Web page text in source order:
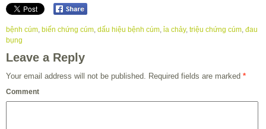
bệnh cúm biến chứng cúm dấu hiệu bệnh cúm ỉa chảy, triệu chứng cúm đau
bụng
Leave a Reply
Your email address will not be published. Required fields are marked *
Comment